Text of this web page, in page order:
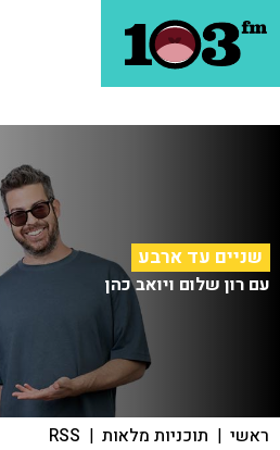
שניים עד ארבע
עם רון שלום ויואב כהן
ראשי | תוכניות מלאות |
RSS